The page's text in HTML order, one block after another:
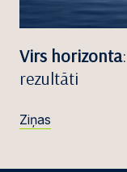
Virs horizonta
rezultāti
Ziņas